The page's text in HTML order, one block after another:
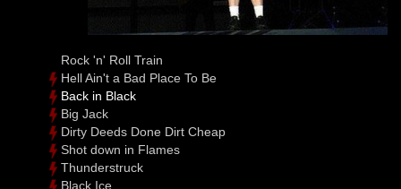
Rock 'n' Roll Train
Hell Ain't a Bad Place To Be
Back in Black
Big Jack
Dirty Deeds Done Dirt Cheap
Shot down in Flames
Thunderstruck
Black Ice